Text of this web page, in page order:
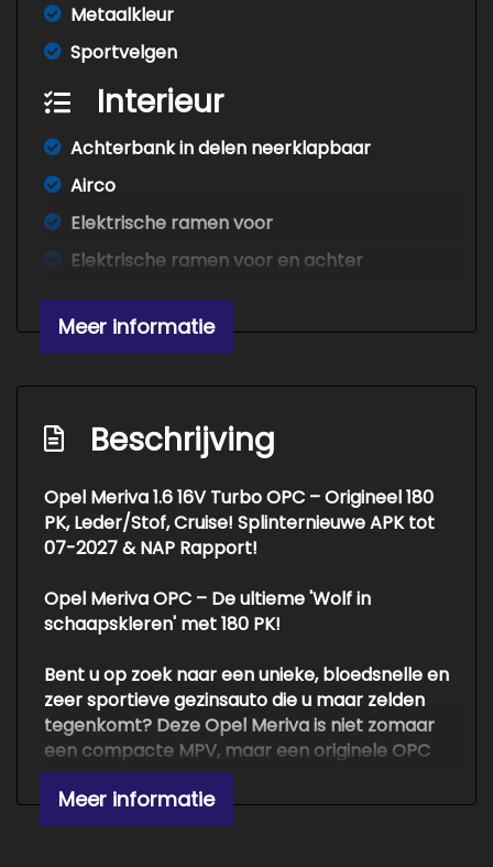
Metaalkleur
Sportvelgen
Interieur
Achterbank in delen neerklapbaar
Airco
Elektrische ramen voor
Elektrische ramen voor en achter
Lederen bekleding
Middenarmsteun voor
Overige
Anti doorslip regeling
Bestuurdersairbag
Meer informatie
Beschrijving
Opel Meriva 1.6 16V Turbo OPC – Origineel 180
PK, Leder/Stof, Cruise! Splinternieuwe APK tot
07-2027 & NAP Rapport!
Opel Meriva OPC – De ultieme 'Wolf in
schaapskleren' met 180 PK!
Bent u op zoek naar een unieke, bloedsnelle en
zeer sportieve gezinsauto die u maar zelden
tegenkomt? Deze Opel Meriva is niet zomaar
een compacte MPV, maar een originele OPC
(Opel Performance Center)
de motorkap ligt een angstaanjagend sterke
1.6 liter 16V Turbomotor die maar liefst
Meer informatie